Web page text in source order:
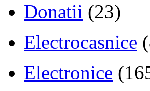
Donatii (23)
Electrocasnice
Electronice